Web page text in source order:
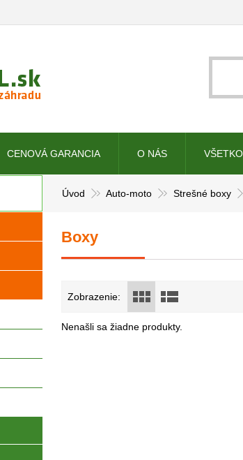
Úvod Auto-moto Strešné boxy
Boxy
Zobrazenie:
Nenašli sa žiadne produkty.
CENOVÁ GARANCIA O NÁS